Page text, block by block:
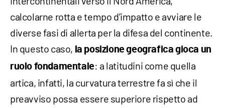
calcolarne rotta e tempo d’impatto e avviare le
diverse fasi di allerta per la difesa del continente.
In questo caso, la posizione geografica gioca un
ruolo fondamentale: a latitudini come quella
artica, infatti, la curvatura terrestre fa sì che il
preavviso possa essere superiore rispetto ad